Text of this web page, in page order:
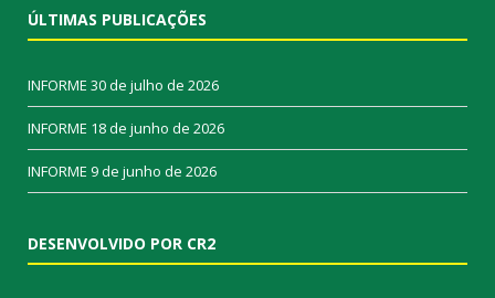
ÚLTIMAS PUBLICAÇÕES
INFORME 30 de julho de 2026
INFORME 18 de junho de 2026
INFORME 9 de junho de 2026
DESENVOLVIDO POR CR2